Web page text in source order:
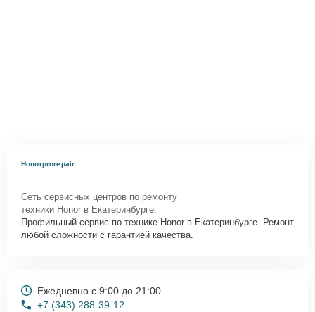
Honorprorepair
Сеть сервисных центров по ремонту
техники Honor в Екатеринбурге.
Профильный сервис по технике Honor в Екатеринбурге. Ремонт
любой сложности с гарантией качества.
Ежедневно с 9:00 до 21:00
+7 (343) 288-39-12